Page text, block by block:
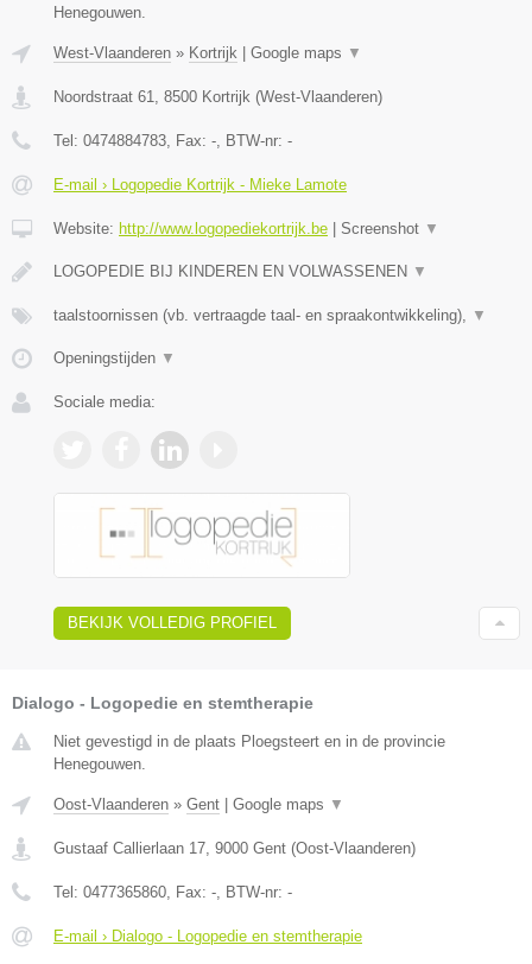
Henegouwen.
West-Vlaanderen » Kortrijk Google maps ▼
Noordstraat 61 8500 Kortrijk (West-Vlaanderen)
Tel: 0474884783 , Fax: - , BTW-nr: -
E-mail › Logopedie Kortrijk - Mieke Lamote
Website: http://www.logopediekortrijk.be Screenshot ▼
LOGOPEDIE BIJ KINDEREN EN VOLWASSENEN ▼
taalstoornissen (vb. vertraagde taal- en spraakontwikkeling), ▼
Openingstijden ▼
Sociale media:
BEKIJK VOLLEDIG PROFIEL
Dialogo - Logopedie en stemtherapie
Niet gevestigd in de plaats Ploegsteert en in de provincie
Henegouwen.
Oost-Vlaanderen » Gent Google maps ▼
Gustaaf Callierlaan 17, 9000 Gent (Oost-Vlaanderen)
Tel: 0477365860, Fax: -, BTW-nr: -
E-mail › Dialogo - Logopedie en stemtherapie